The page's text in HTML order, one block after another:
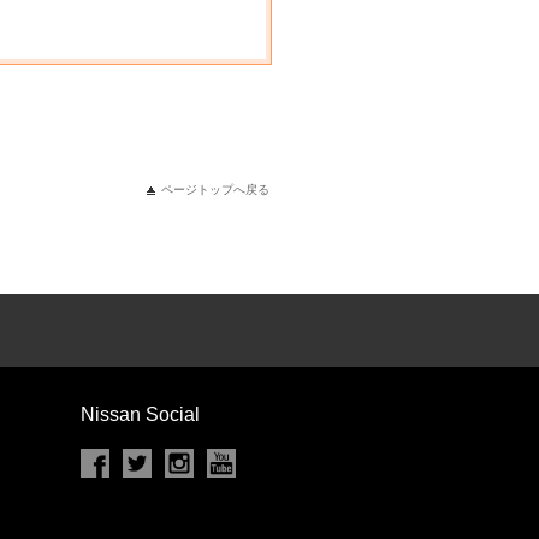
ページトップへ戻る
Nissan Social